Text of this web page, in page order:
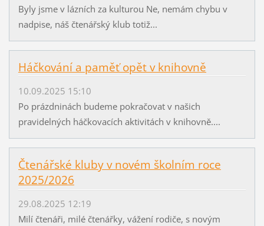
Byly jsme v lázních za kulturou Ne, nemám chybu v
nadpise, náš čtenářský klub totiž...
Háčkování a paměť opět v knihovně
10.09.2025 15:10
Po prázdninách budeme pokračovat v našich
pravidelných háčkovacích aktivitách v knihovně....
Čtenářské kluby v novém školním roce
2025/2026
29.08.2025 12:19
Milí čtenáři, milé čtenářky, vážení rodiče, s novým